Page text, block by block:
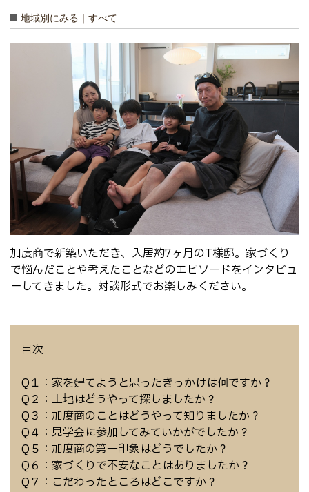
地域別にみる｜すべて
加度商で新築いただき、入居約7ヶ月のT様邸。家づくり
で悩んだことや考えたことなどのエピソードをインタビュ
ーしてきました。対談形式でお楽しみください。
目次
Q１：家を建てようと思ったきっかけは何ですか？
Q２：土地はどうやって探しましたか？
Q３：加度商のことはどうやって知りましたか？
Q４：見学会に参加してみていかがでしたか？
Q５：加度商の第一印象はどうでしたか？
Q６：家づくりで不安なことはありましたか？
Q７：こだわったところはどこですか？